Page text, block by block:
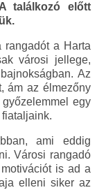
találkozó előtt
rangadót a Harta
városi jellege,
Az
ám az élmezőny
egy
ami eddig
Városi rangadó
is ad a
elleni siker az